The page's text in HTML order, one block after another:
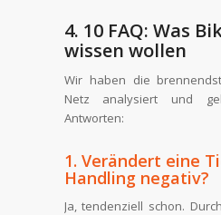
4. 10 FAQ: Was
wissen wollen
Wir haben die
Netz analysiert und
Antworten:
1. Verändert eine
Handling negativ?
Ja, tendenziell schon.